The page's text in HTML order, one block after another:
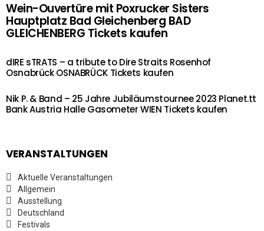
Wein-Ouvertüre mit Poxrucker Sisters
Hauptplatz Bad Gleichenberg BAD
GLEICHENBERG Tickets kaufen
dIRE sTRATS – a tribute to Dire Straits Rosenhof
Osnabrück OSNABRÜCK Tickets kaufen
Nik P. & Band – 25 Jahre Jubiläumstournee 2023 Planet.tt
Bank Austria Halle Gasometer WIEN Tickets kaufen
VERANSTALTUNGEN
Aktuelle Veranstaltungen
Allgemein
Ausstellung
Deutschland
Festivals